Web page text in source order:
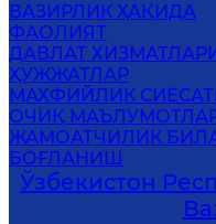
ВАЗИРЛИК ҲАҚИДА
ФАОЛИЯТ
ДАВЛАТ
ҲУЖЖАТЛАР
МАХФИЙЛИК
ОЧИҚ
ЖАМОАТЧИЛИК
БОҒЛАНИШ
Ўзбекистон